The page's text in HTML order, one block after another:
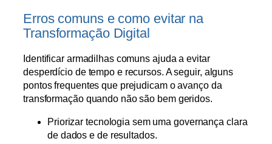
Erros comuns e como evitar na
Transformação Digital
Identificar armadilhas comuns ajuda a evitar
desperdício de tempo e recursos. A seguir, alguns
pontos frequentes que prejudicam o avanço da
transformação quando não são bem geridos.
Priorizar tecnologia sem uma governança clara
de dados e de resultados.